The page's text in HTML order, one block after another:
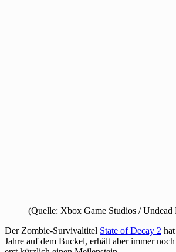
(Quelle: Xbox Game Studios / Undead
Der Zombie-Survivaltitel State of Decay 2
Jahre auf dem Buckel, erhält aber immer